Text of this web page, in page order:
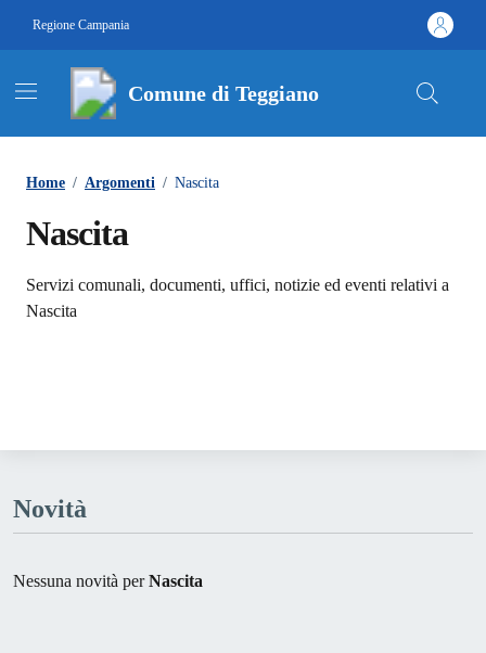
Regione Campania
Comune di Teggiano
Home / Argomenti / Nascita
Nascita
Dettagli dell'argomento
Servizi comunali, documenti, uffici, notizie ed eventi relativi a
Nascita
Novità
Nessuna novità perNascita